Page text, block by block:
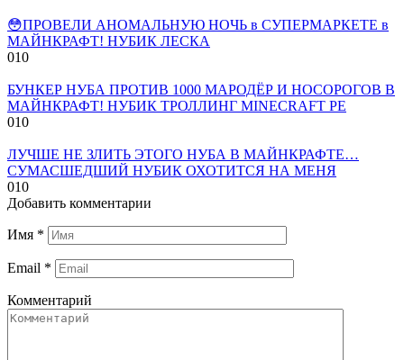
😳ПРОВЕЛИ АНОМАЛЬНУЮ НОЧЬ в СУПЕРМАРКЕТЕ в
МАЙНКРАФТ! НУБИК ЛЕСКА
010
БУНКЕР НУБА ПРОТИВ 1000 МАРОДЁР И НОСОРОГОВ В
МАЙНКРАФТ! НУБИК ТРОЛЛИНГ MINECRAFT PE
010
ЛУЧШЕ НЕ ЗЛИТЬ ЭТОГО НУБА В МАЙНКРАФТЕ…
СУМАСШЕДШИЙ НУБИК ОХОТИТСЯ НА МЕНЯ
010
Добавить комментарии
Имя *
Email *
Комментарий